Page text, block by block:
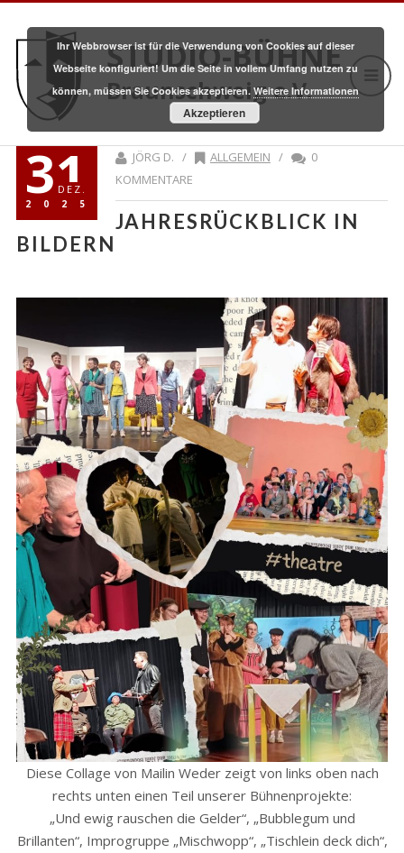
STUDIO-BÜHNE
Braunschweig e.V.
31
DEZ.
2025
JÖRG D. / ALLGEMEIN /
0
KOMMENTARE
JAHRESRÜCKBLICK IN
BILDERN
Diese Collage von Mailin Weder zeigt von links oben nach
rechts unten einen Teil unserer Bühnenprojekte:
„Und ewig rauschen die Gelder“, „Bubblegum und
Brillanten“, Improgruppe „Mischwopp“, „Tischlein deck dich“,
Ihr Webbrowser ist für die Verwendung von Cookies auf dieser
Webseite konfiguriert! Um die Seite in vollem Umfang nutzen zu
können, müssen Sie Cookies akzeptieren. Weitere Informationen
Akzeptieren